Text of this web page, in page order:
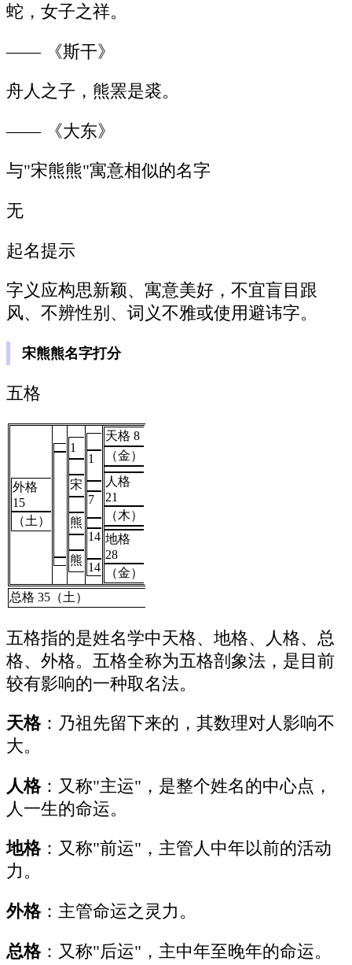
蛇，女子之祥。
—— 《斯干》
舟人之子，熊罴是裘。
—— 《大东》
与"宋熊熊"寓意相似的名字
无
起名提示
字义应构思新颖、寓意美好，不宜盲目跟
风、不辨性别、词义不雅或使用避讳字。
宋熊熊名字打分
五格
外格
15
（土）
1
宋
熊
熊
1
7
14
14
天格 8
（金）
人格
21
（木）
地格
28
（金）
总格 35（土）
五格指的是姓名学中天格、地格、人格、总
格、外格。五格全称为五格剖象法，是目前
较有影响的一种取名法。
天格：乃祖先留下来的，其数理对人影响不
大。
人格：又称"主运"，是整个姓名的中心点，
人一生的命运。
地格：又称"前运"，主管人中年以前的活动
力。
外格：主管命运之灵力。
总格：又称"后运"，主中年至晚年的命运。